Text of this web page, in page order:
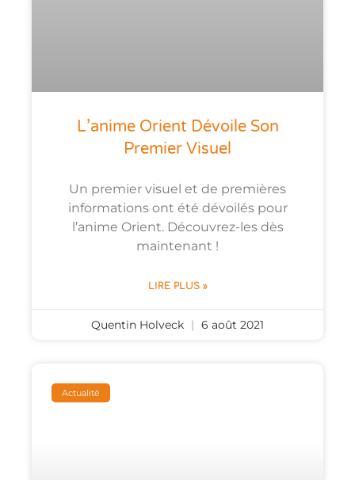
L’anime Orient Dévoile Son
Premier Visuel
Un premier visuel et de premières
informations ont été dévoilés pour
l’anime Orient. Découvrez-les dès
maintenant !
LIRE PLUS »
Quentin Holveck 6 août 2021
Actualité